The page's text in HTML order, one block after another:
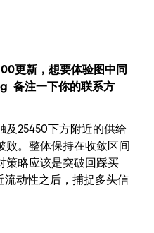
更新， 想要体验图中 同
备注一下你的联系方
及25450下方附近的供给
败。整体保持在收敛区间
策略应该是突破回踩买
流动性之后，捕捉多头信